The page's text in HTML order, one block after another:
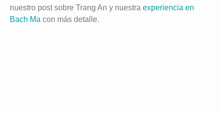
nuestro post sobre Trang An y nuestra experiencia en
Bach Ma con más detalle.